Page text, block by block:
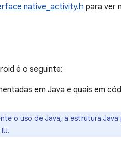
native_activity.h para ver
é o seguinte:
em Java e quais em
o uso de Java, a estrutura